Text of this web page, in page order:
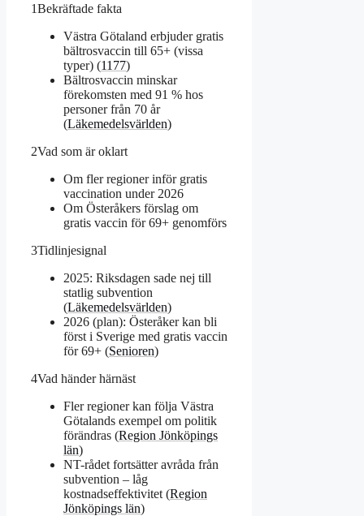
1Bekräftade fakta
Västra Götaland erbjuder gratis
bältrosvaccin till 65+ (vissa
typer) (1177)
Bältrosvaccin minskar
förekomsten med 91 % hos
personer från 70 år
(Läkemedelsvärlden)
2Vad som är oklart
Om fler regioner inför gratis
vaccination under 2026
Om Österåkers förslag om
gratis vaccin för 69+ genomförs
3Tidlinjesignal
2025: Riksdagen sade nej till
statlig subvention
(Läkemedelsvärlden)
2026 (plan): Österåker kan bli
först i Sverige med gratis vaccin
för 69+ (Senioren)
4Vad händer härnäst
Fler regioner kan följa Västra
Götalands exempel om politik
förändras (Region Jönköpings
län)
NT-rådet fortsätter avråda från
subvention – låg
kostnadseffektivitet (Region
Jönköpings län)